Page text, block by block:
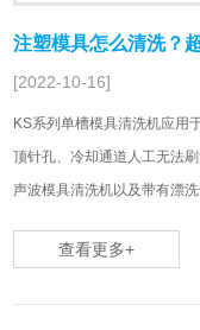
注塑模具怎么清洗？
[2022-10-16]
KS系列单槽模具清洗机应用
顶针孔、冷却通道人工无法
声波模具清洗机以及带有漂
查看更多+